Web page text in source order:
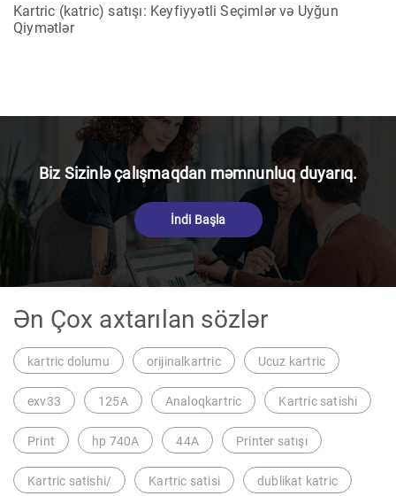
Kartric (katric) satışı: Keyfiyyətli Seçimlər və Uyğun
Qiymətlər
Biz Sizinlə çalışmaqdan məmnunluq duyarıq.
İndi Başla
Ən Çox axtarılan sözlər
kartric dolumu orijinalkartric Ucuz kartric
exv33 125A Analoqkartric Kartric satishi
Print hp 740A 44A Printer satışı
Kartric satishi/ Kartric satisi dublikat katric